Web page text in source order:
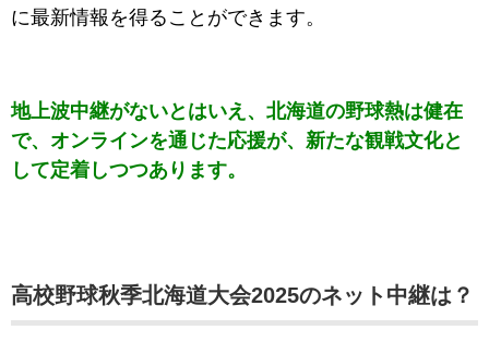
に最新情報を得ることができます。
地上波中継がないとはいえ、北海道の野球熱は健在
で、オンラインを通じた応援が、新たな観戦文化と
して定着しつつあります。
高校野球秋季北海道大会2025のネット中継は？